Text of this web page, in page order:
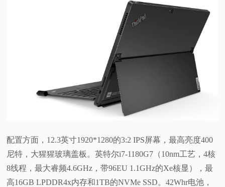
配置方面，12.3英寸1920*1280的3:2 IPS屏幕，最高亮度400
尼特，大猩猩玻璃盖板。英特尔i7-1180G7（10nm工艺，4核
8线程，最大睿频4.6GHz，带96EU 1.1GHz的Xe核显），最
高16GB LPDDR4x内存和1TB的NVMe SSD。42Whr电池，